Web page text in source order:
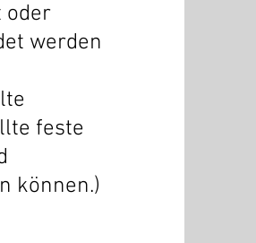
oder
werden
feste
können.)